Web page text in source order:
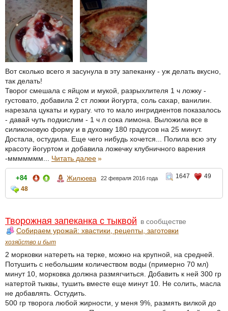
Вот сколько всего я засунула в эту запеканку - уж делать вкусно,
так делать!
Творог смешала с яйцом и мукой, разрыхлителя 1 ч ложку -
густовато, добавила 2 ст ложки йогурта, соль сахар, ванилин.
нарезала цукаты и курагу. что то мало ингридиентов показалось
- давай чуть подкислим - 1 ч л сока лимона. Выложила все в
силиконовую форму и в духовку 180 градусов на 25 минут.
Достала, остудила. Еще чего нибудь хочется... Полила всю эту
красоту йогуртом и добавила ложечку клубничного варения
-ммммммм... Читать далее»
+84 Жилюева 22 февраля 2016 года 1647
49
48
Творожная запеканка с тыквой в сообществе
Собираем урожай: хвастики, рецепты, заготовки
хозяйство и быт
2 морковки натереть на терке, можно на крупной, на средней.
Потушить с небольшим количеством воды (примерно 70 мл)
минут 10, морковка должна размягчиться. Добавить к ней 300 гр
натертой тыквы, тушить вместе еще минут 10. Не солить, масла
не добавлять. Остудить.
500 гр творога любой жирности, у меня 9%, размять вилкой до